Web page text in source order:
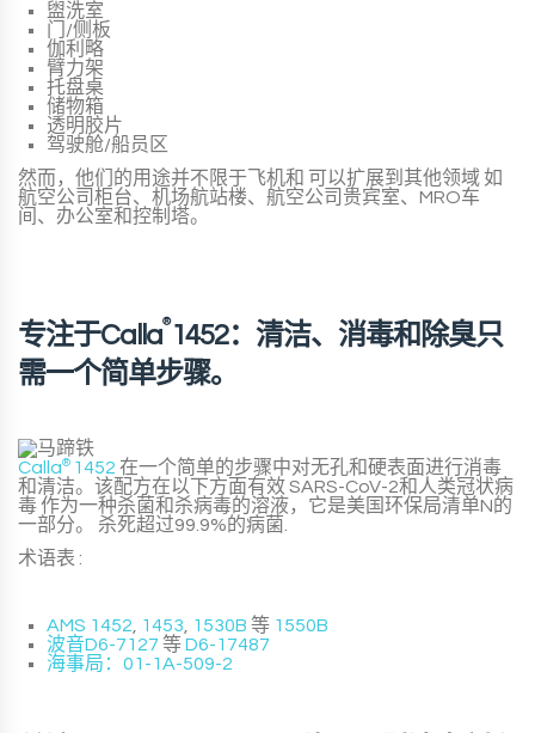
盥洗室
门/侧板
伽利略
臂力架
托盘桌
储物箱
透明胶片
驾驶舱/船员区
然而，他们的用途并不限于飞机和
可以扩展到其他领域如
航空公司柜台、机场航站楼、航空公司贵宾室、MRO车
间、办公室和控制塔。
专注于Calla® 1452：清洁、消毒和除臭只
需一个简单步骤。
Calla® 1452 在一个简单的步骤中对无孔和硬表面进行消毒
和清洁。该配方在以下方面有效SARS-CoV-2和人类冠状病
毒作为一种杀菌和杀病毒的溶液，它是美国环保局清单N的
一部分。 杀死超过99.9%的病菌
术语表 :
AMS 1452 1453 1530B 等 1550B
波音D6-7127 等D6-17487
海事局：01-1A-509-2